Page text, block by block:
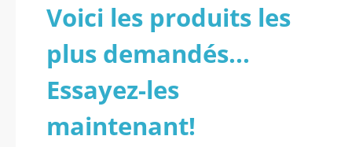
Voici les produits les
plus demandés...
Essayez-les
maintenant!